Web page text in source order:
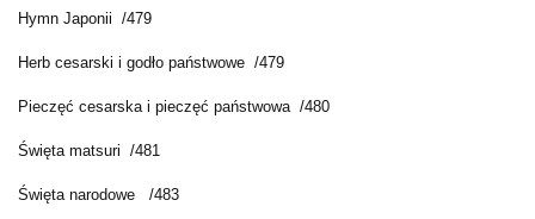
Hymn Japonii /479
Herb cesarski i godło państwowe /479
Pieczęć cesarska i pieczęć państwowa /480
Święta matsuri /481
Święta narodowe /483